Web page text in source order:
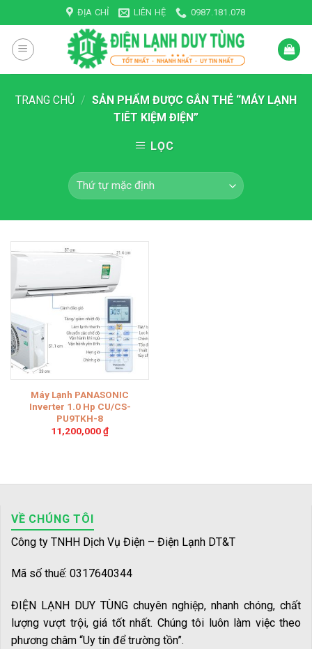
to
content
ĐỊA CHỈ LIÊN HỆ 0987.181.078
TRANG CHỦ / SẢN PHẨM ĐƯỢC GẮN THẺ “MÁY LẠNH
TIÊT KIỆM ĐIỆN”
LỌC
Máy Lạnh PANASONIC
Inverter 1.0 Hp CU/CS-
PU9TKH-8
11,200,000₫
VỀ CHÚNG TÔI
Công ty TNHH Dịch Vụ Điện – Điện Lạnh DT&T
Mã số thuế: 0317640344
ĐIỆN LẠNH DUY TÙNG chuyên nghiệp, nhanh chóng, chất
lượng vượt trội, giá tốt nhất. Chúng tôi luôn làm việc theo
phương châm “Uy tín để trường tồn”.